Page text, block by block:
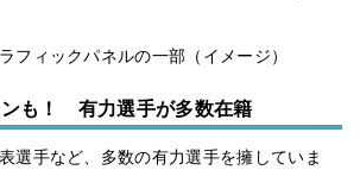
フィックパネルの一部（イメージ）
ンも！ 有力選手が多数在籍
選手など、多数の有力選手を擁していま